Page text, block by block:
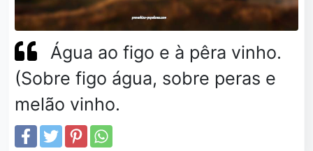
Água ao figo e à pêra vinho.
(Sobre figo água, sobre peras e
melão vinho.